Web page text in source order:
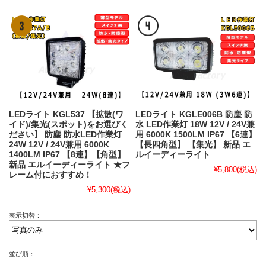
LEDライト KGL537 【拡散(ワ
イド)/集光(スポット)をお選びく
ださい】 防塵 防水LED作業灯
24W 12V / 24V兼用 6000K
1400LM IP67 【8連】【角型】
新品 エルイーディーライト ★フ
レーム付におすすめ！
¥5,300(税込)
LEDライト KGLE006B 防塵 防
水 LED作業灯 18W 12V / 24V兼
用 6000K 1500LM IP67 【6連】
【長四角型】 【集光】 新品 エ
ルイーディーライト
¥5,800(税込)
表示切替：
並び順：